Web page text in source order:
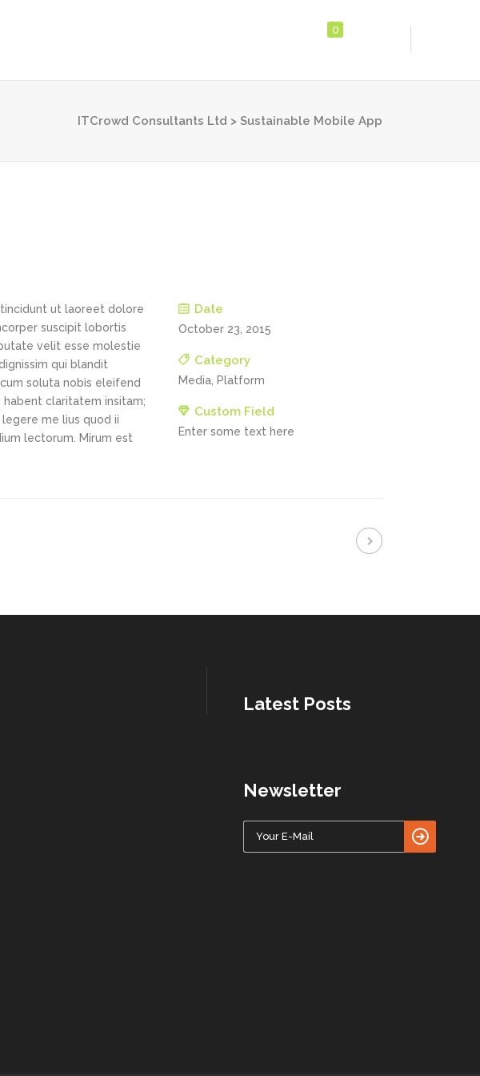
0
ITCrowd Consultants Ltd > Sustainable Mobile App
ut laoreet dolore
suscipit lobortis
velit esse molestie
qui blandit
soluta nobis eleifend
claritatem insitam;
me lius quod ii
lectorum. Mirum est
Date
October 23, 2015
Category
Media, Platform
Custom Field
Enter some text here
Latest Posts
Newsletter